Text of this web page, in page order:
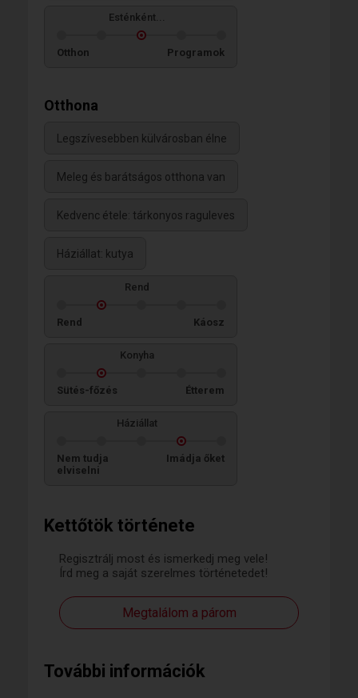
Kettőtök története
Regisztrálj most és ismerkedj meg vele!
Írd meg a saját szerelmes történetedet!
Megtalálom a párom
További információk
Esténként...
Otthon Programok
Otthona
Legszívesebben külvárosban élne
Meleg és barátságos otthona van
Kedvenc étele: tárkonyos raguleves
Háziállat: kutya
Rend
Rend Káosz
Konyha
Sütés-főzés Étterem
Háziállat
Nem tudja
elviselni
Imádja őket